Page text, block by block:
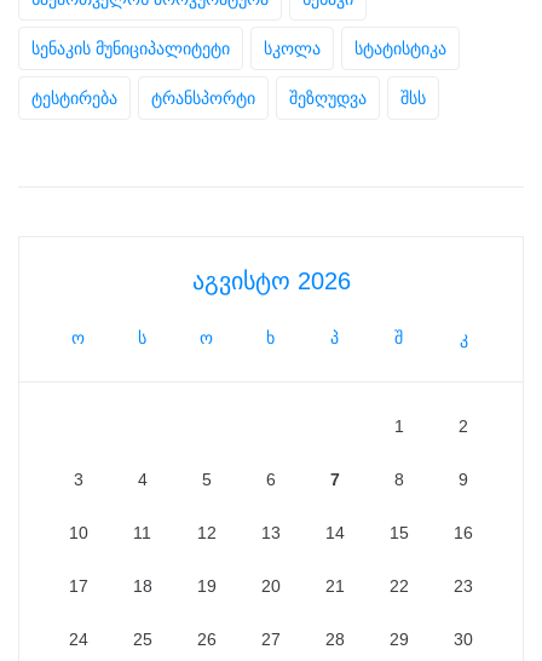
სენაკის მუნიციპალიტეტი სკოლა სტატისტიკა
ტესტირება ტრანსპორტი შეზღუდვა შსს
აგვისტო 2026
ო ს ო ხ პ შ კ
1 2
3 4 5 6 7 8 9
10 11 12 13 14 15 16
17 18 19 20 21 22 23
24 25 26 27 28 29 30